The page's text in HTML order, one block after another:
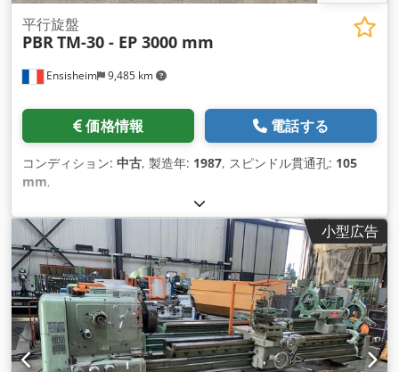
Ensisheim 9,485 km
平行旋盤
PBRTM-30 - EP 3000 mm
価格情報 電話する
コンディション: 中古, 製造年: 1987, スピンドル貫通孔: 105
mm,
小型広告